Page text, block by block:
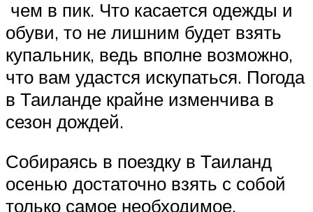
чем в пик. Что касается одежды и
обуви, то не лишним будет взять
купальник, ведь вполне возможно,
что вам удастся искупаться. Погода
в Таиланде крайне изменчива в
сезон дождей.
Собираясь в поездку в Таиланд
осенью достаточно взять с собой
только самое необходимое,